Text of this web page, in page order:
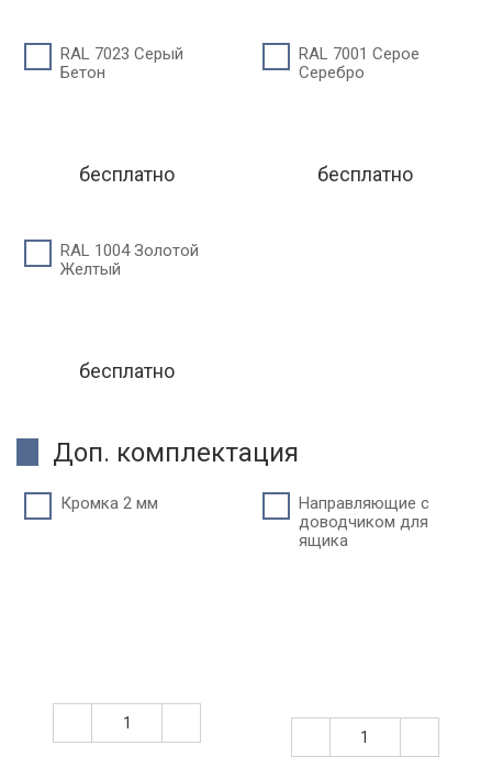
RAL 7023 Серый
Бетон
бесплатно
RAL 7001 Серое
Серебро
бесплатно
RAL 1004 Золотой
Желтый
бесплатно
Доп. комплектация
Кромка 2 мм
Направляющие с
доводчиком для
ящика